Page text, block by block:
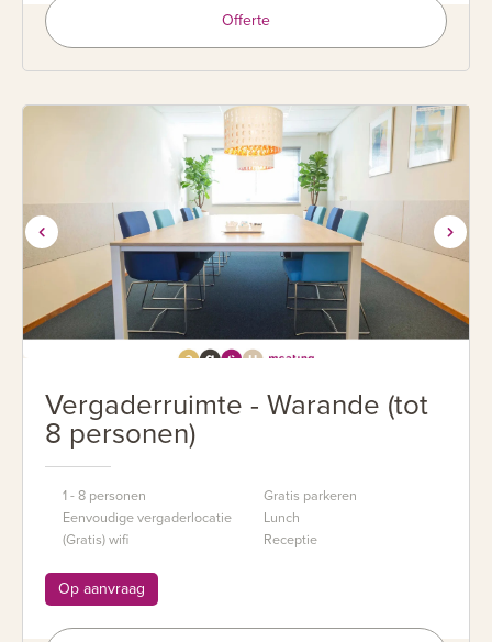
Offerte
Vergaderruimte - Warande (tot
8 personen)
1 - 8 personen
Eenvoudige vergaderlocatie
(Gratis) wifi
Gratis parkeren
Lunch
Receptie
Op aanvraag